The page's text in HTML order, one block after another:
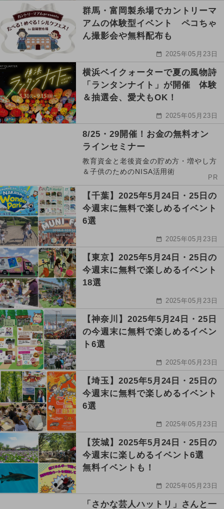
群馬・富岡製糸場でカントリーマ
アムの体験型イベント ペコちゃ
ん撮影会や無料配布も
2025年05月23日
横浜ベイクォーターで夏の風物詩
「ランタンナイト」が開催 体験
＆抽選会、愛犬もOK！
2025年05月23日
8/25・29開催！お金の無料オン
ラインセミナー
教育資金と老後資金の貯め方・増やし方
＆子供のためのNISA活用術
PR
【千葉】2025年5月24日・25日の
今週末に無料で楽しめるイベント
6選
2025年05月23日
【東京】2025年5月24日・25日の
今週末に無料で楽しめるイベント
18選
2025年05月23日
【神奈川】2025年5月24日・25日
の今週末に無料で楽しめるイベン
ト6選
2025年05月23日
【埼玉】2025年5月24日・25日の
今週末に無料で楽しめるイベント
6選
2025年05月23日
【茨城】2025年5月24日・25日の
今週末に楽しめるイベント6選
無料イベントも！
2025年05月23日
「さかな芸人ハットリ」さんと一